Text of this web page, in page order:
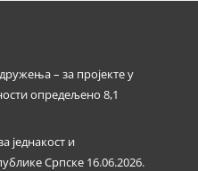
– за пројекте у
опредељено 8,1
једнакост и
Српске 16.06.2026.